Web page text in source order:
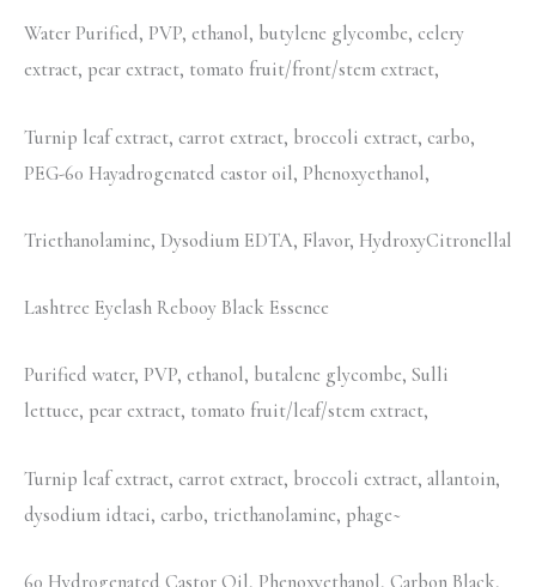
Water Purified, PVP, ethanol, butylene glycombe, celery
extract, pear extract, tomato fruit/front/stem extract,
Turnip leaf extract, carrot extract, broccoli extract, carbo,
PEG-60 Hayadrogenated castor oil, Phenoxyethanol,
Triethanolamine, Dysodium EDTA, Flavor, HydroxyCitronellal
Lashtree Eyelash Rebooy Black Essence
Purified water, PVP, ethanol, butalene glycombe, Sulli
lettuce, pear extract, tomato fruit/leaf/stem extract,
Turnip leaf extract, carrot extract, broccoli extract, allantoin,
dysodium idtaei, carbo, triethanolamine, phage~
60 Hydrogenated Castor Oil, Phenoxyethanol, Carbon Black,